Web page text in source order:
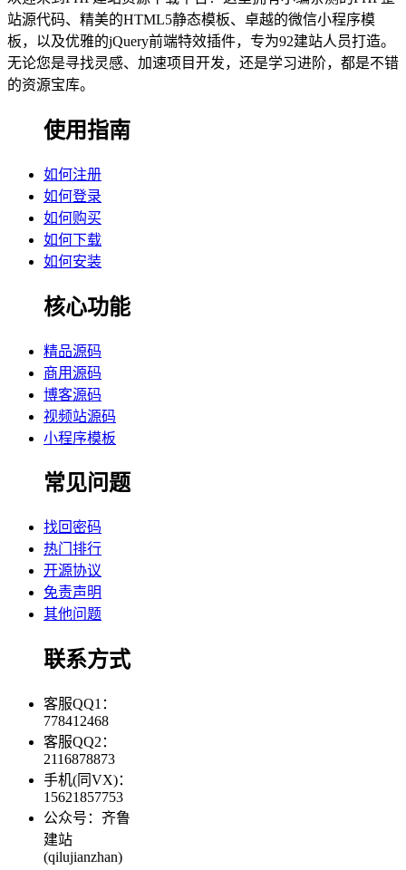
站源代码、精美的HTML5静态模板、卓越的微信小程序模
板，以及优雅的jQuery前端特效插件，专为92建站人员打造。
无论您是寻找灵感、加速项目开发，还是学习进阶，都是不错
的资源宝库。
使用指南
如何注册
如何登录
如何购买
如何下载
如何安装
核心功能
精品源码
商用源码
博客源码
视频站源码
小程序模板
常见问题
找回密码
热门排行
开源协议
免责声明
其他问题
联系方式
客服QQ1：
778412468
客服QQ2：
2116878873
手机(同VX)：
15621857753
公众号：齐鲁
建站
(qilujianzhan)